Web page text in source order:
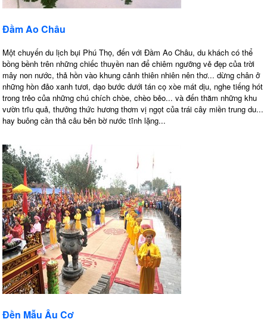
Đầm Ao Châu
Một chuyến du lịch bụi Phú Thọ, đến với Đầm Ao Châu, du khách có thể
bồng bềnh trên những chiếc thuyền nan để chiêm ngưỡng vẻ đẹp của trời
mây non nước, thả hồn vào khung cảnh thiên nhiên nên thơ... dừng chân ở
những hòn đảo xanh tươi, dạo bước dưới tán cọ xòe mát dịu, nghe tiếng hót
trong trẻo của những chú chích chòe, chèo bẻo... và đến thăm những khu
vườn trĩu quả, thưởng thức hương thơm vị ngọt của trái cây miền trung du...
hay buông cần thả câu bên bờ nước tĩnh lặng...
Đền Mẫu Âu Cơ